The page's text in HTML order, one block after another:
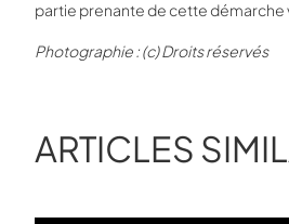
partie prenante de cette démarche
Photographie : (c) Droits réservés
ARTICLES